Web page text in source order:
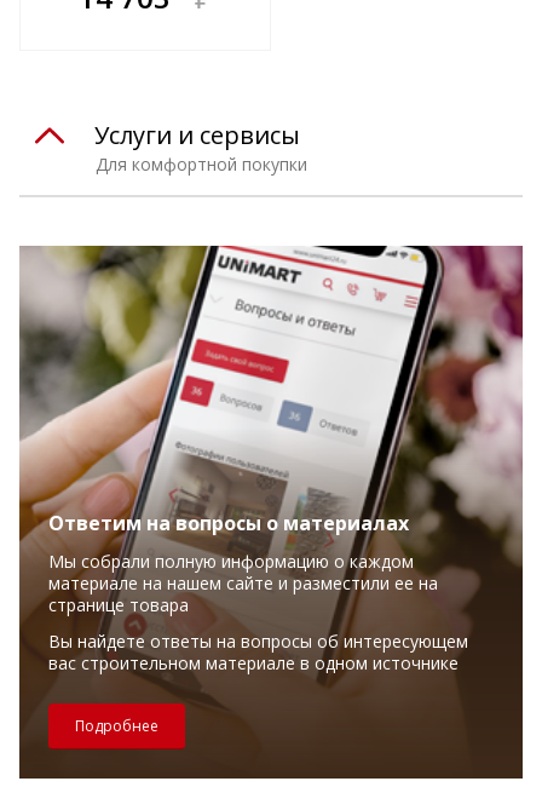
Для комфортной покупки
Услуги и сервисы
Ответим на вопросы о материалах
Мы собрали полную информацию о каждом
материале на нашем сайте и разместили ее на
странице товара
Вы найдете ответы на вопросы об интересующем
вас строительном материале в одном источнике
Подробнее